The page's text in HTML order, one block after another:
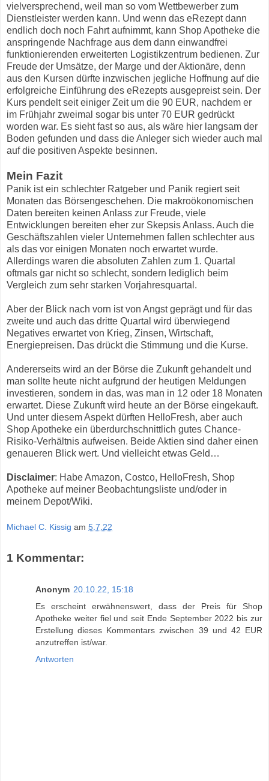
vielversprechend, weil man so vom Wettbewerber zum
Dienstleister werden kann. Und wenn das eRezept dann
endlich doch noch Fahrt aufnimmt, kann Shop Apotheke die
anspringende Nachfrage aus dem dann einwandfrei
funktionierenden erweiterten Logistikzentrum bedienen. Zur
Freude der Umsätze, der Marge und der Aktionäre, denn
aus den Kursen dürfte inzwischen jegliche Hoffnung auf die
erfolgreiche Einführung des eRezepts ausgepreist sein. Der
Kurs pendelt seit einiger Zeit um die 90 EUR, nachdem er
im Frühjahr zweimal sogar bis unter 70 EUR gedrückt
worden war. Es sieht fast so aus, als wäre hier langsam der
Boden gefunden und dass die Anleger sich wieder auch mal
auf die positiven Aspekte besinnen.
Mein Fazit
Panik ist ein schlechter Ratgeber und Panik regiert seit
Monaten das Börsengeschehen. Die makroökonomischen
Daten bereiten keinen Anlass zur Freude, viele
Entwicklungen bereiten eher zur Skepsis Anlass. Auch die
Geschäftszahlen vieler Unternehmen fallen schlechter aus
als das vor einigen Monaten noch erwartet wurde.
Allerdings waren die absoluten Zahlen zum 1. Quartal
oftmals gar nicht so schlecht, sondern lediglich beim
Vergleich zum sehr starken Vorjahresquartal.
Aber der Blick nach vorn ist von Angst geprägt und für das
zweite und auch das dritte Quartal wird überwiegend
Negatives erwartet von Krieg, Zinsen, Wirtschaft,
Energiepreisen. Das drückt die Stimmung und die Kurse.
Andererseits wird an der Börse die Zukunft gehandelt und
man sollte heute nicht aufgrund der heutigen Meldungen
investieren, sondern in das, was man in 12 oder 18 Monaten
erwartet. Diese Zukunft wird heute an der Börse eingekauft.
Und unter diesem Aspekt dürften HelloFresh, aber auch
Shop Apotheke ein überdurchschnittlich gutes Chance-
Risiko-Verhältnis aufweisen. Beide Aktien sind daher einen
genaueren Blick wert. Und vielleicht etwas Geld…
Disclaimer: Habe Amazon, Costco, HelloFresh, Shop
Apotheke auf meiner Beobachtungsliste und/oder in
meinem Depot/Wiki.
Michael C. Kissig am 5.7.22
1 Kommentar:
Anonym 20.10.22, 15:18
Es erscheint erwähnenswert, dass der Preis für Shop
Apotheke weiter fiel und seit Ende September 2022 bis zur
Erstellung dieses Kommentars zwischen 39 und 42 EUR
anzutreffen ist/war.
Antworten